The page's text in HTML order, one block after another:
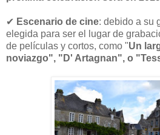
✔ Escenario de cine: debido a su
elegida para ser el lugar de
de películas y cortos, como "Un
noviazgo", "D' Artagnan", o